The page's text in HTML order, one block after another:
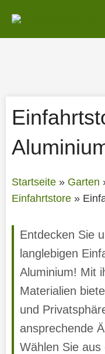
Inhalt
springen
Startseite» Garten
Einfahrtstore»
Entdecken Sie
langlebigen
Aluminium! Mit
Materialien
und
ansprechende
Wählen Sie aus